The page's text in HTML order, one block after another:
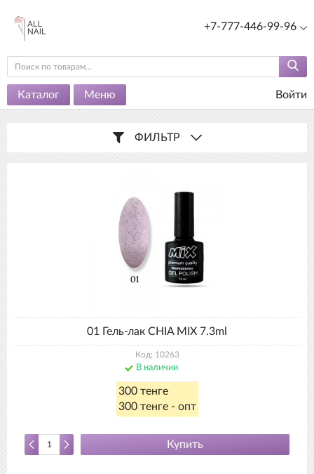
+7-777-446-99-96
Каталог Меню Войти
ФИЛЬТР
01 Гель-лак CHIA MIX 7.3ml
Код: 10263
В наличии
300 тенге
300 тенге - опт
Купить